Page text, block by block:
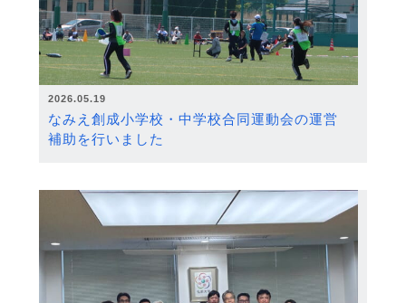
2026.05.19
なみえ創成小学校・中学校合同運動会の運営
補助を行いました